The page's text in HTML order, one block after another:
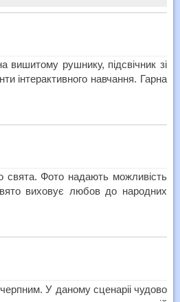
вишитому рушнику, підсвічник зі
інтерактивного навчання. Гарна
свята. Фото надають можливість
виховує любов до народних
У даному сценаріі чудово